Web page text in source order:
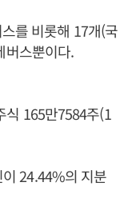
를 비롯해 17개(국
버스뿐이다.
식 165만7584주(1
24.44%의 지분